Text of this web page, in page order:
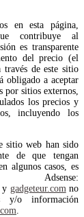
en esta página,
contribuye al
es transparente
del precio (el
de este sitio
obligado a aceptar
por sitios externos,
los precios y
incluyendo los
sitio web han sido
de que tengan
algunos casos, es
y gadgeteur.comno
y/o información
.